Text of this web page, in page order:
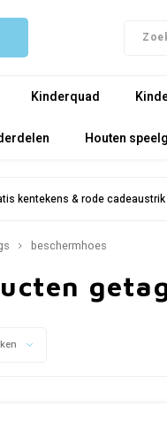
Kinderquad
Houten
kentekens & rode cadeaustrik
beschermhoes